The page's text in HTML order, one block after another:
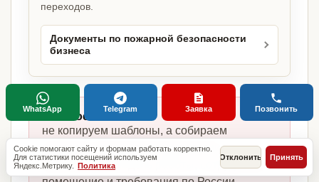
переходов.
Документы по пожарной безопасности
бизнеса
Главное отличие:
не копируем шаблоны, а собираем
комплект под центр косметологии,
фактическую модель работы, сотрудников,
Cookie помогают сайту и формам работать корректно.
Для статистики посещений используем
Яндекс.Метрику. Политика
Отклонить Принять
WhatsApp Telegram Заявка Позвонить